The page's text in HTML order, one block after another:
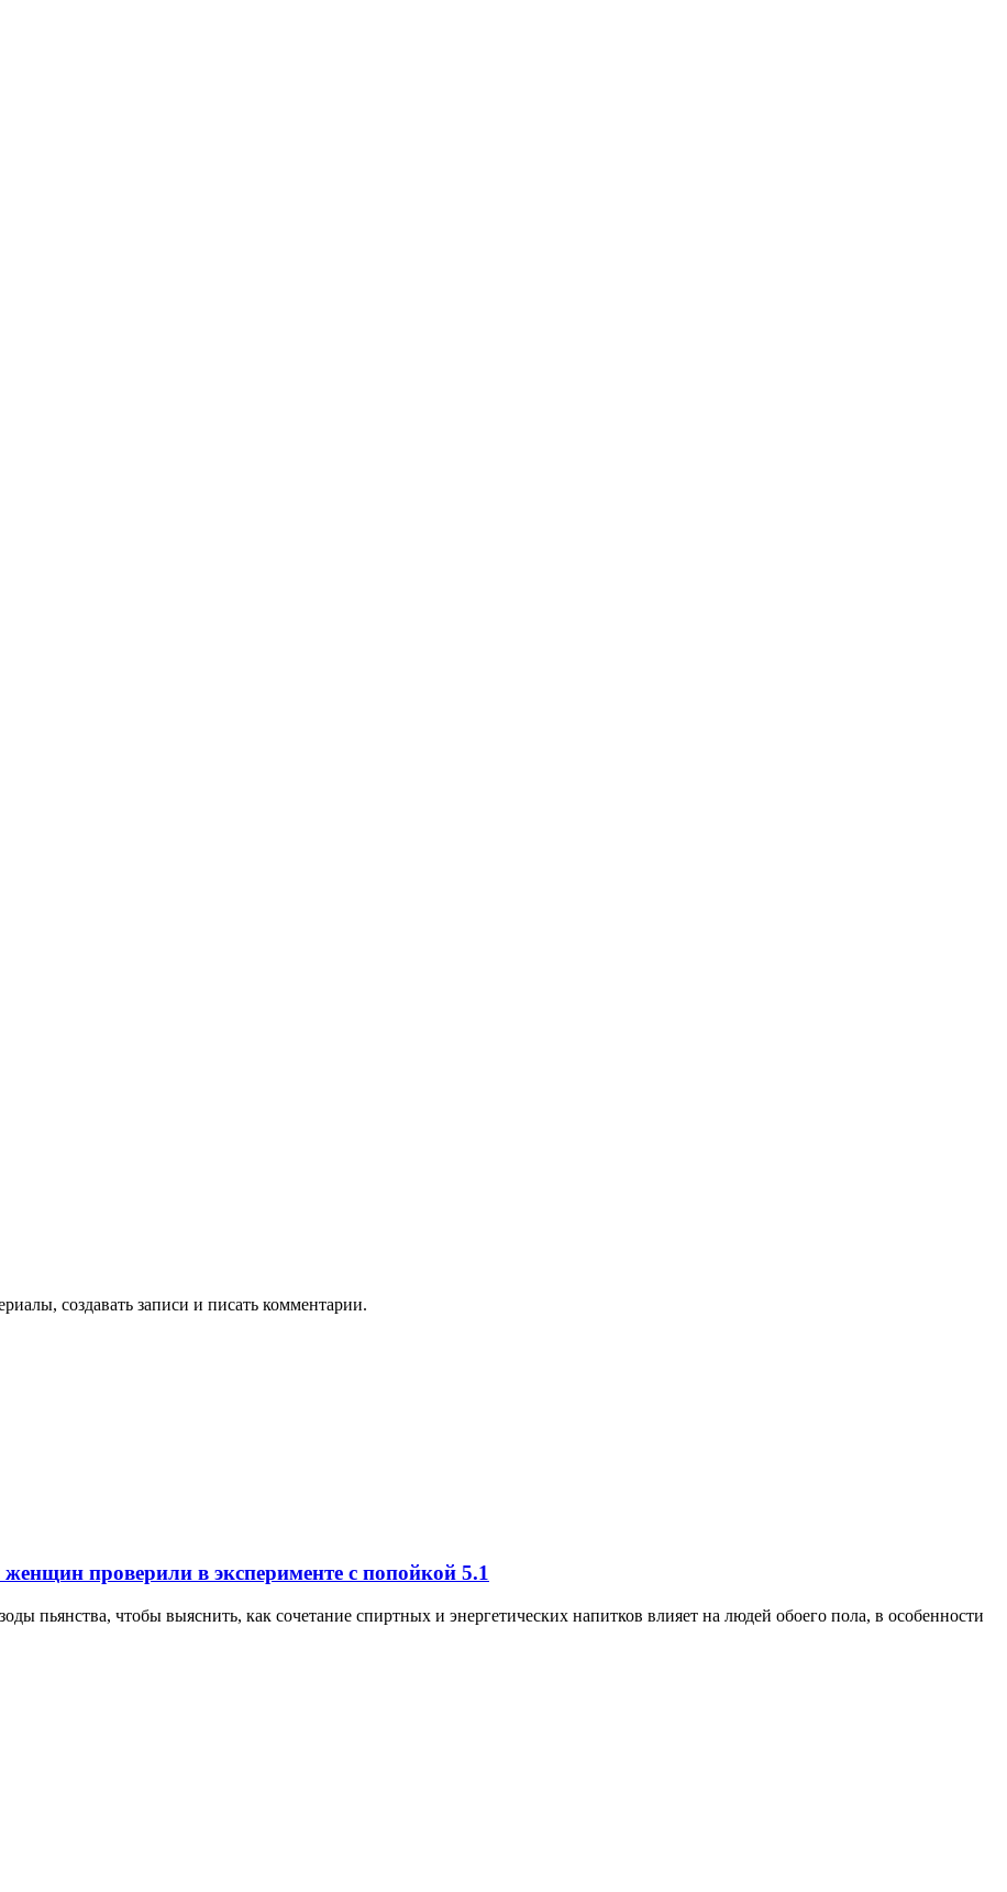
создавать записи и писать комментарии.
проверили в эксперименте с попойкой 5.1
пьянства, чтобы выяснить, как сочетание спиртных и энергетических напитков влияет на людей обоего пола, в особенности